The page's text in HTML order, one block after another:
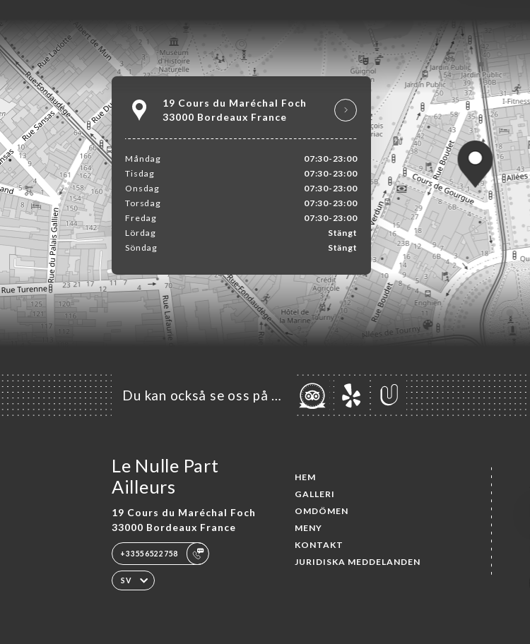
19 Cours du Maréchal Foch
33000 Bordeaux France
Måndag
07:30-23:00
Tisdag
07:30-23:00
Onsdag
07:30-23:00
Torsdag
07:30-23:00
Fredag
07:30-23:00
Lördag
Stängt
Söndag
Stängt
Du kan också se oss på …
Le Nulle Part
Ailleurs
19 Cours du Maréchal Foch
33000 Bordeaux France
+33556522758
SV
HEM
GALLERI
OMDÖMEN
MENY
KONTAKT
JURIDISKA MEDDELANDEN